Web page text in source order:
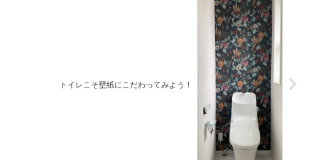
トイレこそ壁紙にこだわってみよう！